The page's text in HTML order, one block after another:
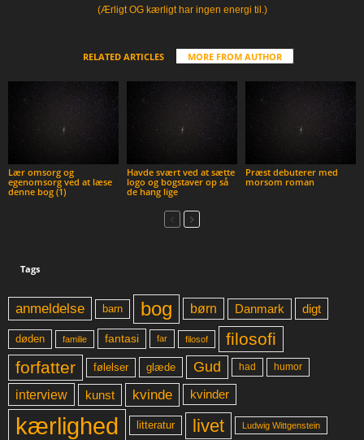
(Ærligt OG kærligt har ingen energi til.)
RELATED ARTICLES MORE FROM AUTHOR
Lær omsorg og
egenomsorg ved at læse
denne bog (1)
Havde svært ved at sætte
logo og bogstaver op så
de hang lige
Præst debuterer med
morsom roman
Tags
anmeldelse barn bog børn Danmark digt
døden familie fantasi far filosof
filosofi
forfatter
følelser glæde Gud had humor
interview kunst kvinde kvinder
kærlighed litteratur livet Ludwig Wittgenstein